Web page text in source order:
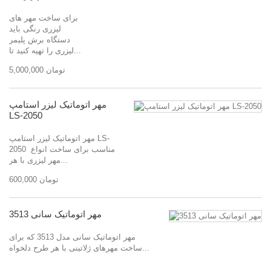
برای ساخت مهر های
لیزری رنگی باید
دستگاه برش پلیمر
لیزری را تهیه کنید تا...
5,000,000 تومان
مهر اتوماتیک لیزر استامپ
LS-2050
مهر اتوماتیک لیزر استامپ LS-
2050 مناسب برای ساخت انواع
مهر لیزری با هر...
600,000 تومان
مهر اتوماتیک سانی 3513
مهر اتوماتیک سانی مدل 3513 که برای
ساخت مهرهای ژلاتینی با هر طرح دلخواه...